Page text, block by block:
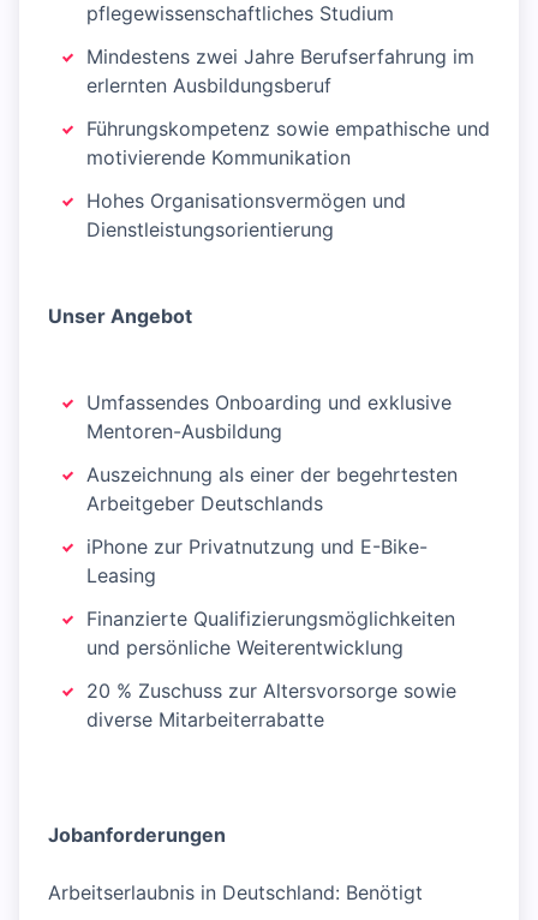
pflegewissenschaftliches Studium
Mindestens zwei Jahre Berufserfahrung im
erlernten Ausbildungsberuf
Führungskompetenz sowie empathische und
motivierende Kommunikation
Hohes Organisationsvermögen und
Dienstleistungsorientierung
Unser Angebot
Umfassendes Onboarding und exklusive
Mentoren-Ausbildung
Auszeichnung als einer der begehrtesten
Arbeitgeber Deutschlands
iPhone zur Privatnutzung und E-Bike-
Leasing
Finanzierte Qualifizierungsmöglichkeiten
und persönliche Weiterentwicklung
20 % Zuschuss zur Altersvorsorge sowie
diverse Mitarbeiterrabatte
Jobanforderungen
Arbeitserlaubnis in Deutschland: Benötigt